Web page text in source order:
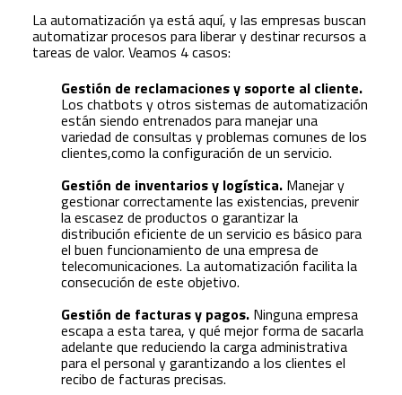
La automatización ya está aquí, y las empresas buscan
automatizar procesos para liberar y destinar recursos a
tareas de valor. Veamos 4 casos:
Gestión de reclamaciones y soporte al cliente.
Los chatbots y otros sistemas de automatización
están siendo entrenados para manejar una
variedad de consultas y problemas comunes de los
clientes,como la configuración de un servicio.
Gestión de inventarios y logística. Manejar y
gestionar correctamente las existencias, prevenir
la escasez de productos o garantizar la
distribución eficiente de un servicio es básico para
el buen funcionamiento de una empresa de
telecomunicaciones. La automatización facilita la
consecución de este objetivo.
Gestión de facturas y pagos. Ninguna empresa
escapa a esta tarea, y qué mejor forma de sacarla
adelante que reduciendo la carga administrativa
para el personal y garantizando a los clientes el
recibo de facturas precisas.